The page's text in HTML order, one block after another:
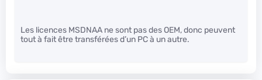
Les licences MSDNAA ne sont pas des OEM, donc peuvent
tout à fait être transférées d’un PC à un autre.